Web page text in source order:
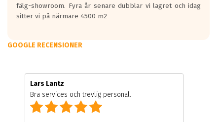
fälg-showroom. Fyra år senare dubblar vi lagret och idag
sitter vi på närmare 4500 m2
GOOGLE RECENSIONER
Lars Lantz
Bra services och trevlig personal.